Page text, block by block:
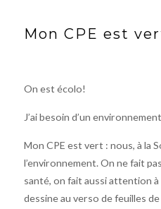
Mon CPE est
On est écolo!
J’ai besoin d’un
Mon CPE est vert : nous, à la
l’environnement. On ne fait
santé, on fait aussi attention
dessine au verso de feuilles